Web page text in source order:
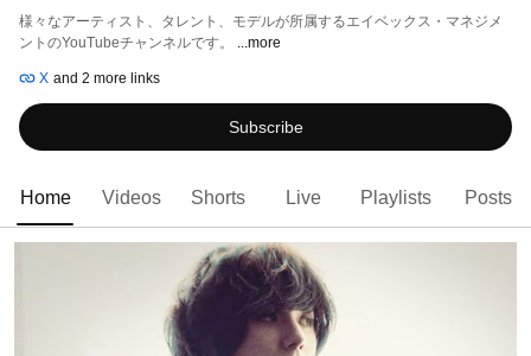
様々なアーティスト、タレント、モデルが所属するエイベックス・マネジメ
ントのYouTubeチャンネルです。 ...more
X and 2 more links
Subscribe
Home Videos Shorts Live Playlists Posts